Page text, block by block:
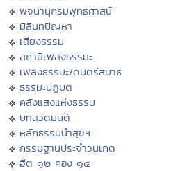
พจนานุกรมพุทธศาสน์
มิลินทปัญหา
เสียงธรรม
สถานีเพลงธรรมะ
เพลงธรรมะ/ดนตรีสมาธิ
ธรรมะปฏิบัติ
คลังแสงแห่งธรรม
บทสวดมนต์
หลักธรรมนำสุขฯ
กรรมฐานประจำวันเกิด
ฮีต ๑๒ คอง ๑๔